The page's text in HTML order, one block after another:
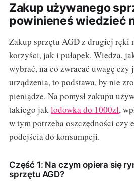
Zakup używanego
powinieneś wiedzieć
Zakup sprzętu AGD z drugiej ręki
korzyści, jak i pułapek. Wiedza,
wybrać, na co zwracać uwagę czy
urządzenia, to podstawa, by nie
pieniądze. Na pomysł zakupu
takiego jaklodowka do 1000zl,
w tym potrzeba oszczędności czy
podejścia do konsumpcji.
Część 1: Na czym opiera się
sprzętu AGD?